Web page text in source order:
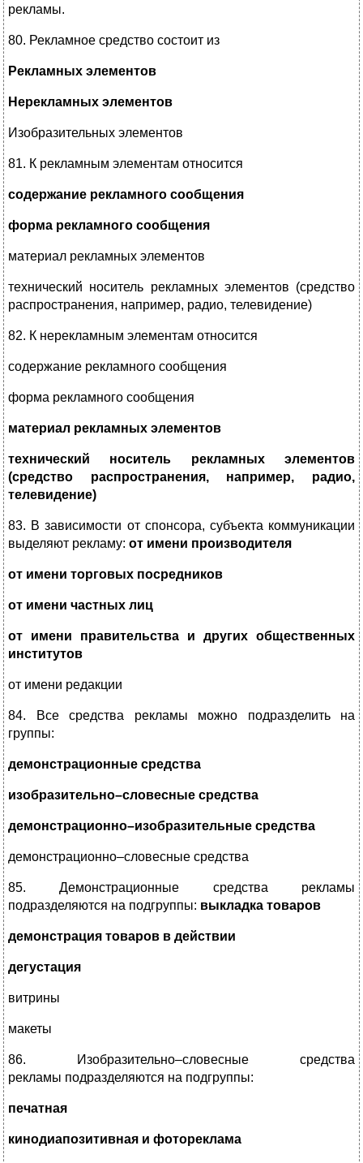
рекламы.
80. Рекламное средство состоит из
Рекламных элементов
Нерекламных элементов
Изобразительных элементов
81. К рекламным элементам относится
содержание рекламного сообщения
форма рекламного сообщения
материал рекламных элементов
технический носитель рекламных элементов (средство
распространения, например, радио, телевидение)
82. К нерекламным элементам относится
содержание рекламного сообщения
форма рекламного сообщения
материал рекламных элементов
технический носитель рекламных элементов
(средство распространения, например, радио,
телевидение)
83. В зависимости от спонсора, субъекта коммуникации
выделяют рекламу: от имени производителя
от имени торговых посредников
от имени частных лиц
от имени правительства и других общественных
институтов
от имени редакции
84.
Все средства рекламы можно подразделить на
группы:
демонстрационные средства
изобразительно–словесные средства
демонстрационно–изобразительные средства
демонстрационно–словесные средства
85. Демонстрационные средства рекламы
подразделяются на подгруппы: выкладка товаров
демонстрация товаров в действии
дегустация
витрины
макеты
86. Изобразительно–словесные средства
рекламы подразделяются на подгруппы:
печатная
кинодиапозитивная и фотореклама